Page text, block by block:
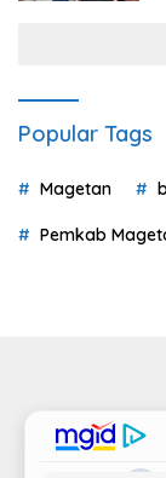
Popular Tags
Magetan
Pemkab